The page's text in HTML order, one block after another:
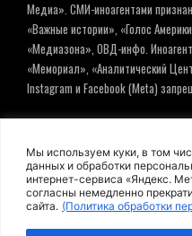
Мы используем куки, в том
данных и обработки
интернет-сервиса «Яндекс.
согласны немедленно
сайта. (Политика обработки
Медиа». СМИ-иноагентами
«Важные истории», «Голос
«Медиазона», ОВД-инфо.
«Мемориал», «Аналитический
Instagram и Facebook (Metа)
© ИНФОРМАЦИОННОЕ АГЕНТСТВО ЕЛЬ
Политика